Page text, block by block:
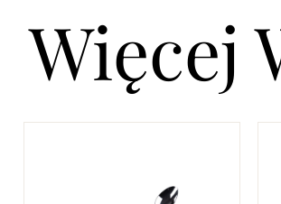
Więcej